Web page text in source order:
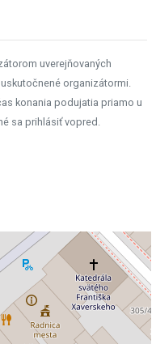
uverejňovaných
organizátormi.
konania podujatia priamo u
sa prihlásiť vopred.